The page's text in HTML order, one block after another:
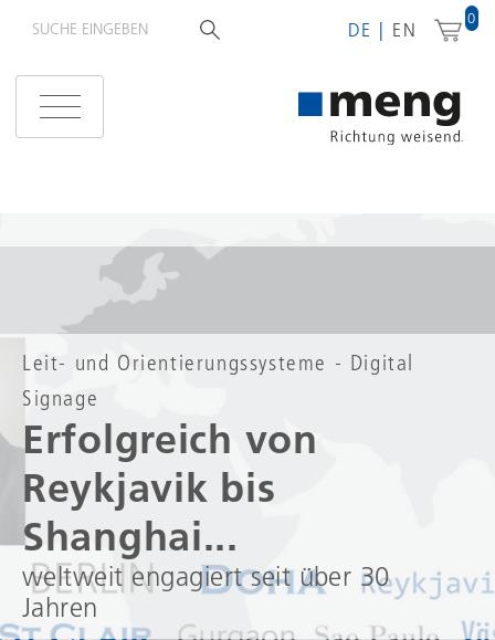
DE EN
0
Leit- und Orientierungssysteme - Digital
Signage
Erfolgreich von
Reykjavik bis
Shanghai...
weltweit engagiert seit über 30
Jahren